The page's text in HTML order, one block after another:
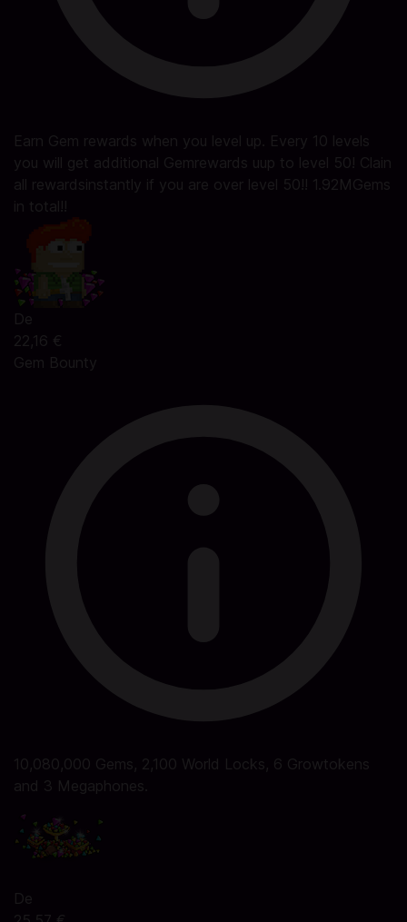
Earn Gem rewards when you level up. Every 10 levels
you will get additional Gemrewards uup to level 50! Clain
all rewardsinstantly if you are over level 50!! 1.92MGems
in total!!
De
22,16 €
Gem Bounty
10,080,000 Gems, 2,100 World Locks, 6 Growtokens
and 3 Megaphones.
De